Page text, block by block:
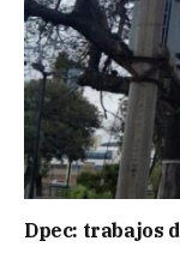
Dpec: trabajos